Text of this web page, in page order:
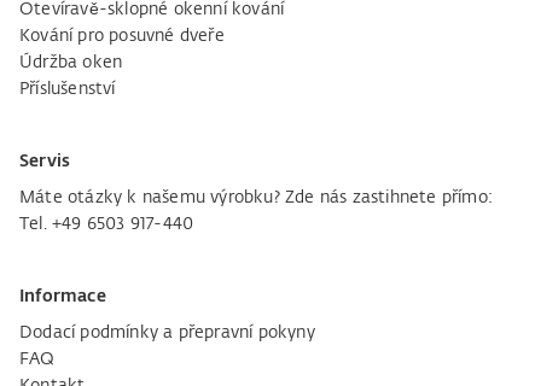
Otevíravě-sklopné okenní kování
Kování pro posuvné dveře
Údržba oken
Příslušenství
Servis
Máte otázky k našemu výrobku? Zde nás zastihnete přímo:
Tel. +49 6503 917-440
Informace
Dodací podmínky a přepravní pokyny
FAQ